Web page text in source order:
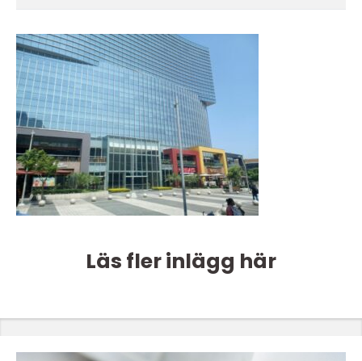
Läs fler inlägg här